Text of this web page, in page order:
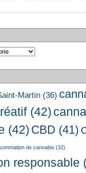
Martin (36)
(42)
(42) CBD (41)
de cannabis (32)
responsable